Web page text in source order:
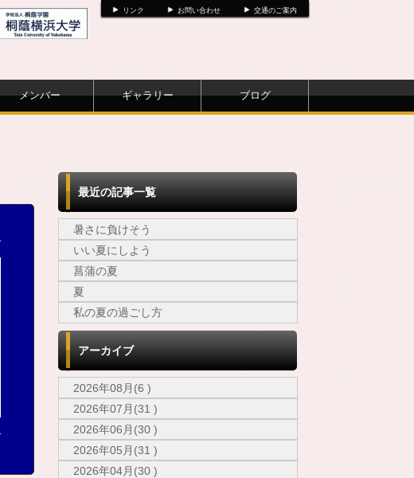
リンク お問い合わせ 交通のご案内
メンバー ギャラリー ブログ
最近の記事一覧
暑さに負けそう
いい夏にしよう
菖蒲の夏
夏
私の夏の過ごし方
アーカイブ
2026年08月(6 )
2026年07月(31 )
2026年06月(30 )
2026年05月(31 )
2026年04月(30 )